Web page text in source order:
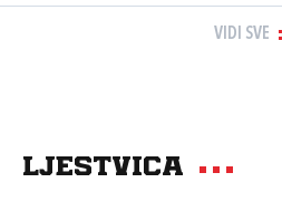
VIDI SVE
Ljestvica